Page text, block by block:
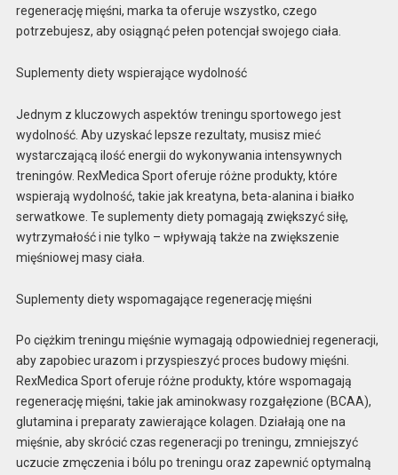
regenerację mięśni, marka ta oferuje wszystko, czego
potrzebujesz, aby osiągnąć pełen potencjał swojego ciała.
Suplementy diety wspierające wydolność
Jednym z kluczowych aspektów treningu sportowego jest
wydolność. Aby uzyskać lepsze rezultaty, musisz mieć
wystarczającą ilość energii do wykonywania intensywnych
treningów. RexMedica Sport oferuje różne produkty, które
wspierają wydolność, takie jak kreatyna, beta-alanina i białko
serwatkowe. Te suplementy diety pomagają zwiększyć siłę,
wytrzymałość i nie tylko – wpływają także na zwiększenie
mięśniowej masy ciała.
Suplementy diety wspomagające regenerację mięśni
Po ciężkim treningu mięśnie wymagają odpowiedniej regeneracji,
aby zapobiec urazom i przyspieszyć proces budowy mięśni.
RexMedica Sport oferuje różne produkty, które wspomagają
regenerację mięśni, takie jak aminokwasy rozgałęzione (BCAA),
glutamina i preparaty zawierające kolagen. Działają one na
mięśnie, aby skrócić czas regeneracji po treningu, zmniejszyć
uczucie zmęczenia i bólu po treningu oraz zapewnić optymalną